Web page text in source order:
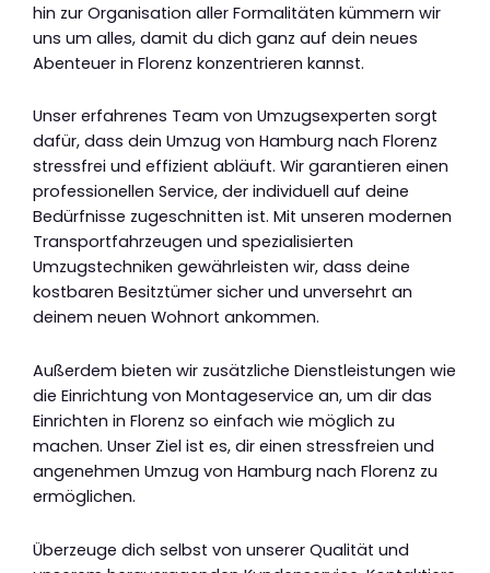
hin zur Organisation aller Formalitäten kümmern wir
uns um alles, damit du dich ganz auf dein neues
Abenteuer in Florenz konzentrieren kannst.
Unser erfahrenes Team von Umzugsexperten sorgt
dafür, dass dein Umzug von Hamburg nach Florenz
stressfrei und effizient abläuft. Wir garantieren einen
professionellen Service, der individuell auf deine
Bedürfnisse zugeschnitten ist. Mit unseren modernen
Transportfahrzeugen und spezialisierten
Umzugstechniken gewährleisten wir, dass deine
kostbaren Besitztümer sicher und unversehrt an
deinem neuen Wohnort ankommen.
Außerdem bieten wir zusätzliche Dienstleistungen wie
die Einrichtung von Montageservice an, um dir das
Einrichten in Florenz so einfach wie möglich zu
machen. Unser Ziel ist es, dir einen stressfreien und
angenehmen Umzug von Hamburg nach Florenz zu
ermöglichen.
Überzeuge dich selbst von unserer Qualität und